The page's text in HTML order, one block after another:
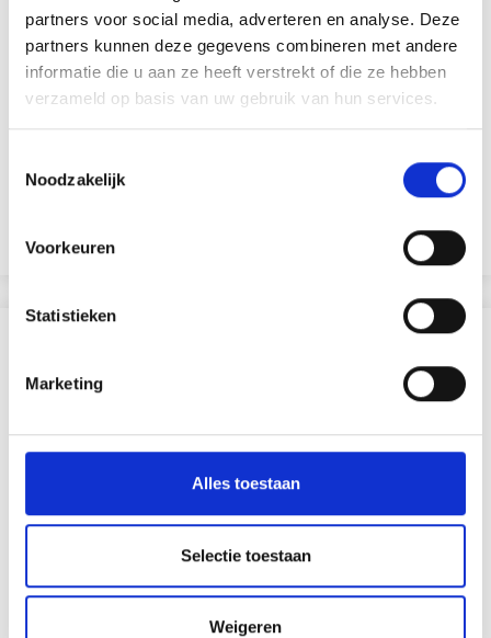
partners voor social media, adverteren en analyse. Deze
partners kunnen deze gegevens combineren met andere
informatie die u aan ze heeft verstrekt of die ze hebben
verzameld op basis van uw gebruik van hun services.
Noodzakelijk
Voorkeuren
Statistieken
Marketing
Alles toestaan
Selectie toestaan
Weigeren
PENNENHOUDER 9,5X7,5 CM
Voeg toe aan winkelwagen